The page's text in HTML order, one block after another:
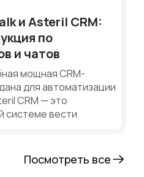
и Asteril CRM:
по
и чатов
мощная CRM-
для автоматизации
CRM — это
системе вести
Посмотреть все